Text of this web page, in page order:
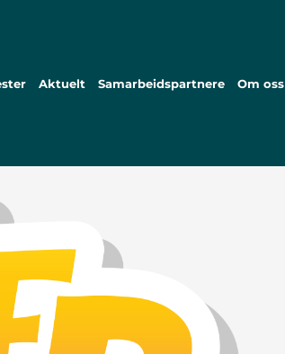
Aktuelt Samarbeidspartnere Om oss